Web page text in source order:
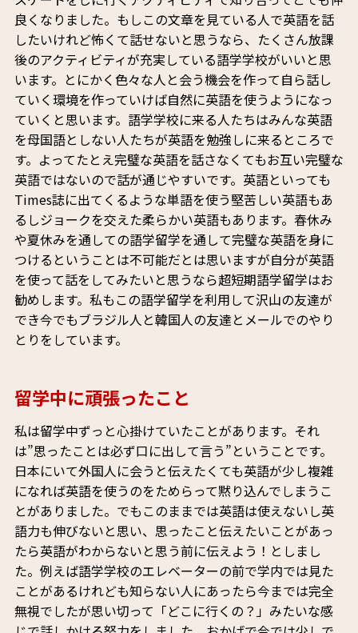
良くなりました。もしこの文章を見ている人で英語を話
したいけれど怖くて話せないと思うなら、たくさん放課
後のアクティビティが充実している語学学校がいいと思
います。とにかく色々な人と会う機会を作って自ら話し
ていく環境を作っていけば自然に英語を使うようになっ
ていくと思います。語学学校に来る人たちはみんな英語
を母国語としない人たちが英語を勉強しに来るところで
す。よってたとえ完璧な英語を話さなくてもお互い完璧な
英語ではないので話が通じやすいです。英語といっても
Times誌に出てくるような単語を使う堅苦しい英語もあ
るしジョークを交えた柔らかい英語もあります。春休み
や夏休みを通しての語学留学を通して完璧な英語を身に
つけるということは不可能だとは思いますが自分が英語
を使って話をしてみたいと思うなら超短期語学留学はお
勧めします。私もこの語学留学を利用して沢山の友達が
でき今でもブラジル人と韓国人の友達とメールでのやり
とりをしています。
留学中に頑張ったこと
私は留学中ずっと心掛けていたことがあります。それ
は”思ったことは必ず口に出して言う”ということです。
日本にいて外国人に会うと伝えたくても英語が少し複雑
になれば英語を使うのをためらって黙り込んでしまうこ
とがありました。でもこのままでは英語は使えないし英
語力も伸びないと思い、思ったこと伝えたいことがあっ
たら英語がわからないと思う前に伝えよう！としまし
た。例えば語学学校のエレベーターの前で学内では見た
ことがあるけれども知らない人にあったら今までは完全
無視でしたが思い切って「どこに行くの？」みたいな感